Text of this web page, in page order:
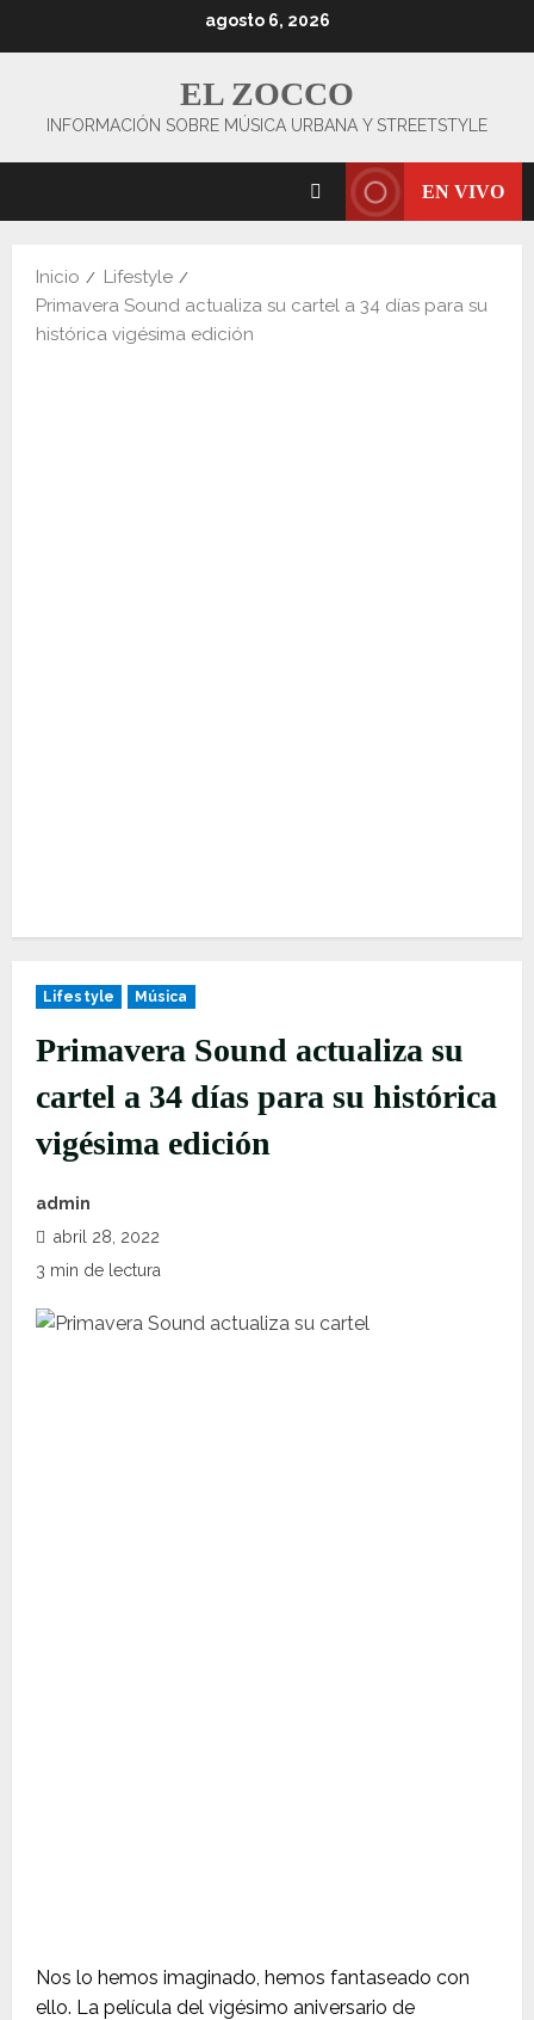
agosto 6, 2026
EL ZOCCO
INFORMACIÓN SOBRE MÚSICA URBANA Y STREETSTYLE
EN VIVO
Inicio
Lifestyle
Primavera Sound actualiza su cartel a 34 días para su
histórica vigésima edición
Lifestyle Música
Primavera Sound actualiza su
cartel a 34 días para su histórica
vigésima edición
admin
abril 28, 2022
3 min de lectura
Nos lo hemos imaginado, hemos fantaseado con
ello. La película del vigésimo aniversario de